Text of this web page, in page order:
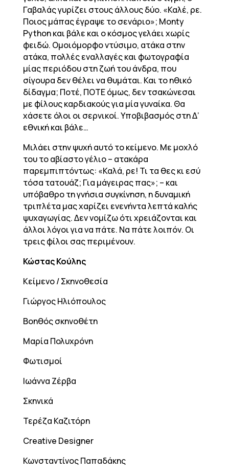
Γαβαλάς γυρίζει στους άλλους δύο. «Καλέ, ρε.
Ποιος μάπας έγραψε το σενάριο»; Monty
Python και βάλε και ο κόσμος γελάει χωρίς
φειδώ. Ομοιόμορφο ντύσιμο, ατάκα στην
ατάκα, πολλές εναλλαγές και φωτογραφία
μίας περιόδου στη ζωή του άνδρα, που
σίγουρα δεν θέλει να θυμάται. Και το ηθικό
δίδαγμα; Ποτέ, ΠΟΤΕ όμως, δεν τσακώνεσαι
με φίλους καρδιακούς για μία γυναίκα. Θα
χάσετε όλοι οι σερνικοί. Υποβιβασμός στη Δ’
εθνική και βάλε…
Μιλάει στην ψυχή αυτό το κείμενο. Με μοχλό
του το αβίαστο γέλιο – ατακάρα
παρεμπιπτόντως: «Καλά, ρε! Τι τα θες κι εσύ
τόσα τατουάζ; Για μάγειρας πας»; – και
υπόβαθρο τη γνήσια συγκίνηση, η δυναμική
τριπλέτα μας χαρίζει ενενήντα λεπτά καλής
ψυχαγωγίας. Δεν νομίζω ότι χρειάζονται και
άλλοι λόγοι για να πάτε. Να πάτε λοιπόν. Οι
τρεις φίλοι σας περιμένουν.
Κώστας Κούλης
Κείμενο / Σκηνοθεσία
Γιώργος Ηλιόπουλος
Βοηθός σκηνοθέτη
Μαρία Πολυχρόνη
Φωτισμοί
Ιωάννα Ζέρβα
Σκηνικά
Τερέζα Καζιτόρη
Creative Designer
Κωνσταντίνος Παπαδάκης